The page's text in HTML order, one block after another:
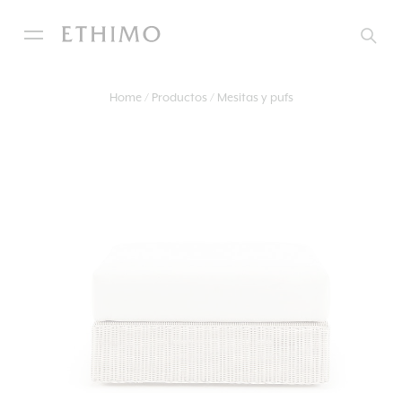
Home Productos Mesitas y pufs